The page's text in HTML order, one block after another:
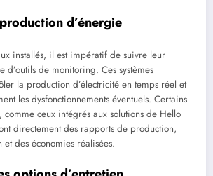
d’énergie
installés, il est impératif de suivre leur
d’outils de monitoring. Ces systèmes
la production d’électricité en temps réel et
les dysfonctionnements éventuels. Certains
comme ceux intégrés aux solutions de Hello
directement des rapports de production,
et des économies réalisées.